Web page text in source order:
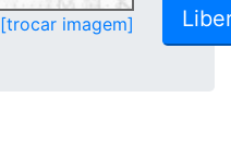
[trocar imagem]